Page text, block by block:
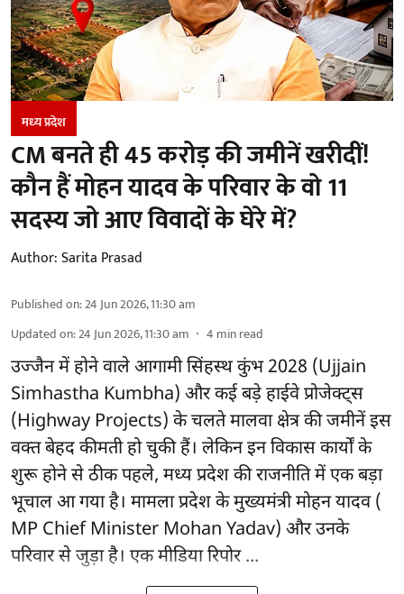
मध्‍य प्रदेश
CM बनते ही 45 करोड़ की जमीनें खरीदीं!
कौन हैं मोहन यादव के परिवार के वो 11
सदस्य जो आए विवादों के घेरे में?
Author:Sarita Prasad
Published on:24 Jun 2026, 11:30 am
Updated on:24 Jun 2026, 11:30 am 4 min read
उज्जैन में होने वाले आगामी सिंहस्थ कुंभ 2028 (Ujjain
Simhastha Kumbha) और कई बड़े हाईवे प्रोजेक्ट्स
(Highway Projects) के चलते मालवा क्षेत्र की जमीनें इस
वक्त बेहद कीमती हो चुकी हैं। लेकिन इन विकास कार्यों के
शुरू होने से ठीक पहले, मध्य प्रदेश की राजनीति में एक बड़ा
भूचाल आ गया है। मामला प्रदेश के मुख्यमंत्री मोहन यादव (
MP Chief Minister Mohan Yadav) और उनके
परिवार से जुड़ा है। एक मीडिया रिपोर ...